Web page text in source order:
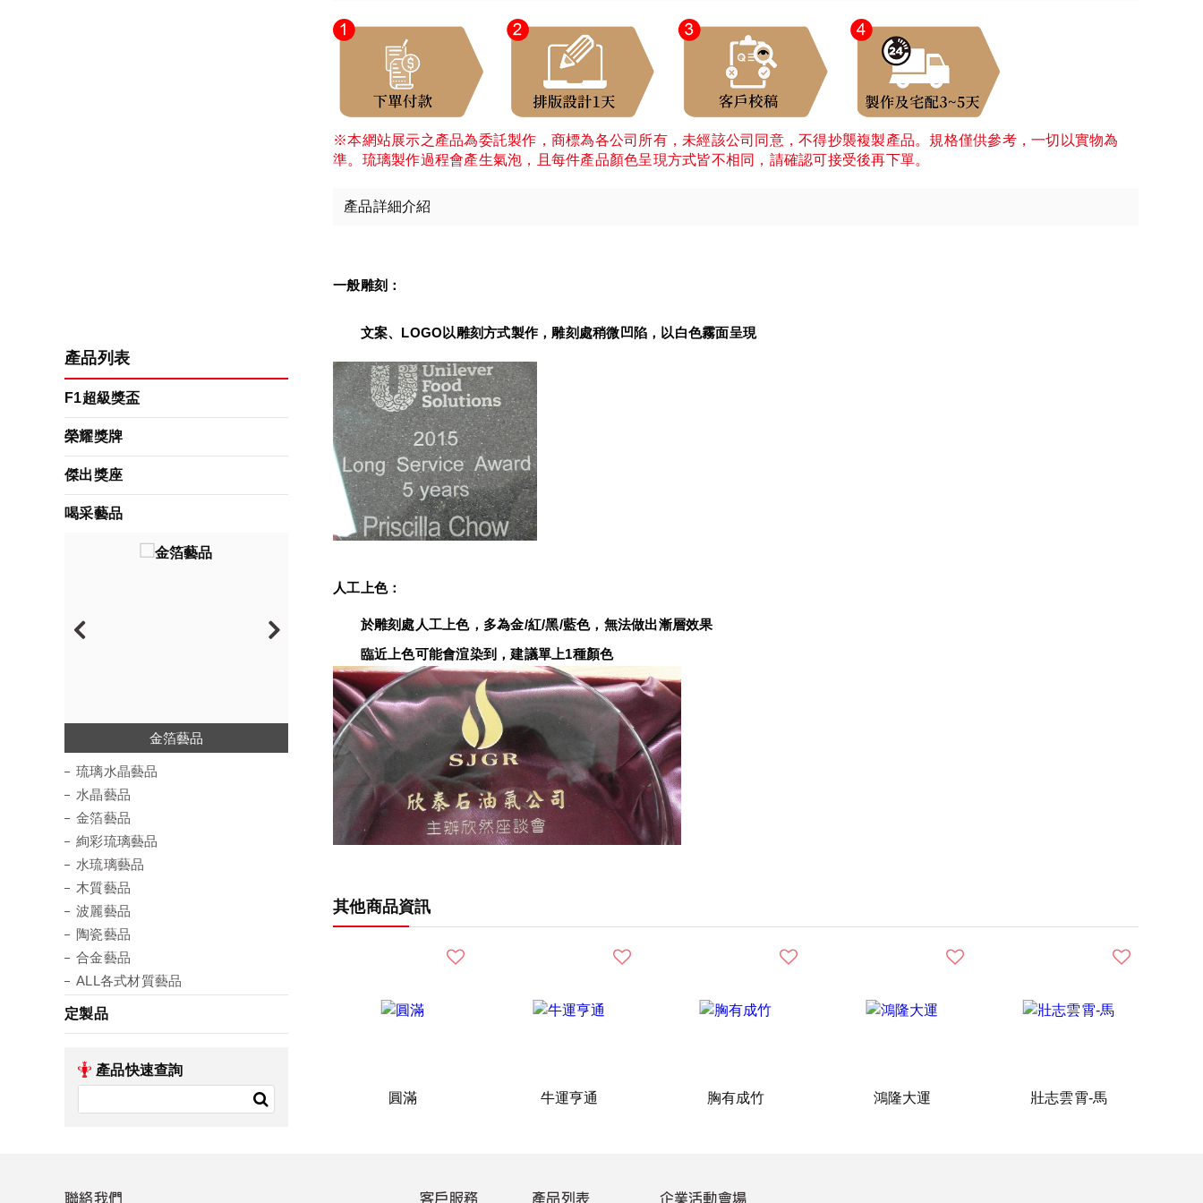
產品列表
F1超級獎盃
榮耀獎牌
傑出獎座
喝采藝品
琉璃水晶藝品
水晶藝品
金箔藝品
絢彩琉璃藝品
水琉璃藝品
木質藝品
波麗藝品
琉璃水晶藝品
水晶藝品
金箔藝品
絢彩琉璃藝品
水琉璃藝品
木質藝品
波麗藝品
陶瓷藝品
合金藝品
ALL各式材質藝品
定製品
產品快速查詢
※本網站展示之產品為委託製作，商標為各公司所有，未經該公司同意，不得抄襲複製產品。規格僅供參考，一切以實物為
準。琉璃製作過程會產生氣泡，且每件產品顏色呈現方式皆不相同，請確認可接受後再下單。
產品詳細介紹
一般雕刻：
文案、LOGO以雕刻方式製作，雕刻處稍微凹陷，以白色霧面呈現
人工上色：
於雕刻處人工上色，多為金/紅/黑/藍色，無法做出漸層效果
臨近上色可能會渲染到，建議單上1種顏色
其他商品資訊
圓滿 牛運亨通 胸有成竹 鴻隆大運 壯志雲霄-馬